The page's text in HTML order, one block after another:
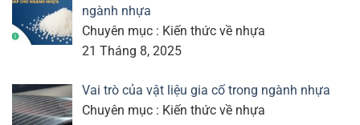
ngành nhựa
Chuyên mục : Kiến thức về nhựa
21 Tháng 8, 2025
Vai trò của vật liệu gia cố trong ngành nhựa
Chuyên mục : Kiến thức về nhựa